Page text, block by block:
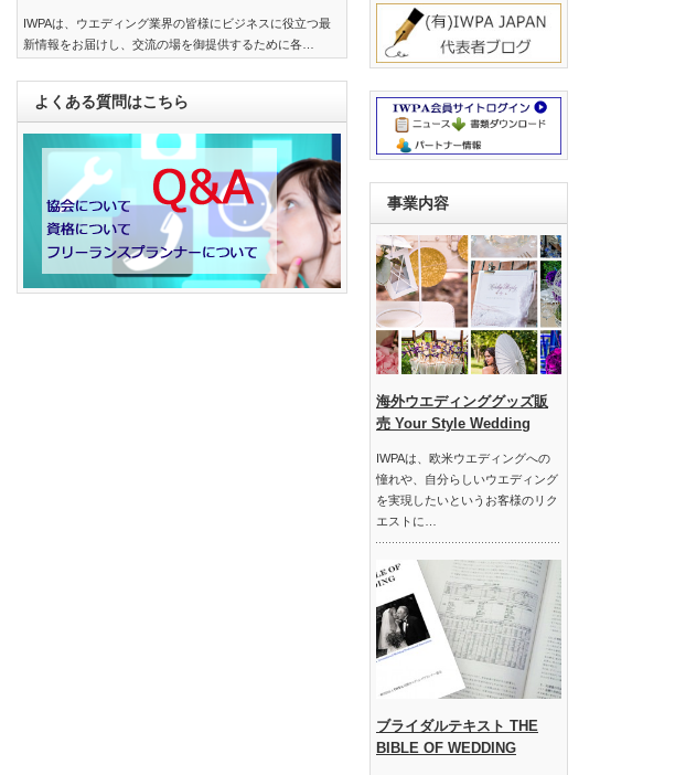
IWPAは、ウエディング業界の皆様にビジネスに役立つ最
新情報をお届けし、交流の場を御提供するために各…
よくある質問はこちら
事業内容
海外ウエディンググッズ販
売 Your Style Wedding
IWPAは、欧米ウエディングへの
憧れや、自分らしいウエディング
を実現したいというお客様のリク
エストに…
ブライダルテキスト THE
BIBLE OF WEDDING